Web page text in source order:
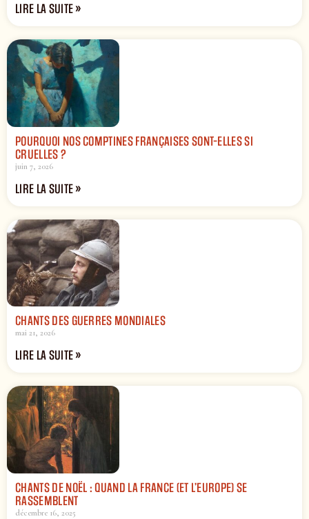
LIRE LA SUITE »
POURQUOI NOS COMPTINES FRANÇAISES SONT-ELLES SI
CRUELLES ?
juin 7, 2026
LIRE LA SUITE »
CHANTS DES GUERRES MONDIALES
mai 21, 2026
LIRE LA SUITE »
CHANTS DE NOËL : QUAND LA FRANCE (ET L’EUROPE) SE
RASSEMBLENT
décembre 16, 2025